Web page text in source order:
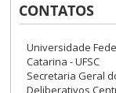
CONTATOS
Universidade
Catarina - UFSC
Secretaria Geral
Deliberativos